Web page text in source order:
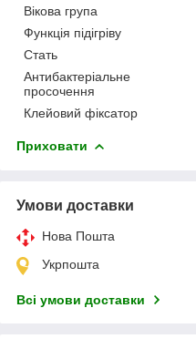
Вікова група
Функція підігріву
Стать
Антибактеріальне
просочення
Клейовий фіксатор
Приховати
Умови доставки
Нова Пошта
Укрпошта
Всі умови доставки